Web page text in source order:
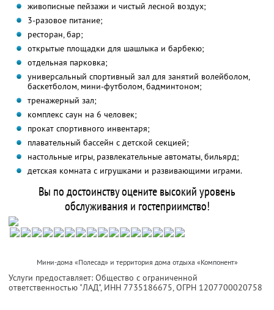
живописные пейзажи и чистый лесной воздух;
3-разовое питание;
ресторан, бар;
открытые площадки для шашлыка и барбекю;
отдельная парковка;
универсальный спортивный зал для занятий волейболом,
баскетболом, мини-футболом, бадминтоном;
тренажерный зал;
комплекс саун на 6 человек;
прокат спортивного инвентаря;
плавательный бассейн с детской секцией;
настольные игры, развлекательные автоматы, бильярд;
детская комната с игрушками и развивающими играми.
Вы по достоинству оцените высокий уровень
обслуживания и гостеприимство!
Мини-дома «Полесад» и территория дома отдыха «Компонент»
Услуги предоставляет: Общество с ограниченной
ответственностью "ЛАД", ИНН 7735186675, ОГРН 1207700020758